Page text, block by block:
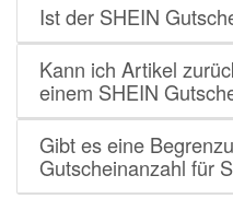
Ist der SHEIN
Kann ich Artikel
einem SHEIN
Gibt es eine
Gutscheinanzahl für